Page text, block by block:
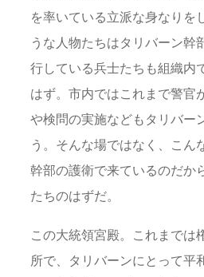
を率いている立派な身なりを
うな人物たちはタリバーン幹
行している兵士たちも組織内
はず。市内ではこれまで警官
や検問の実施などもタリバー
う。そんな場ではなく、こん
幹部の護衛で来ているのだか
たちのはずだ。
この大統領宮殿。これまでは
所で、タリバーンにとって平